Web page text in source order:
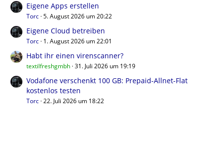
Eigene Apps erstellen
Torc 5. August 2026 um 20:22
Eigene Cloud betreiben
Torc 1. August 2026 um 22:01
Habt ihr einen virenscanner?
textilfreshgmbh 31. Juli 2026 um 19:19
Vodafone verschenkt 100 GB: Prepaid-Allnet-Flat
kostenlos testen
Torc 22. Juli 2026 um 18:22